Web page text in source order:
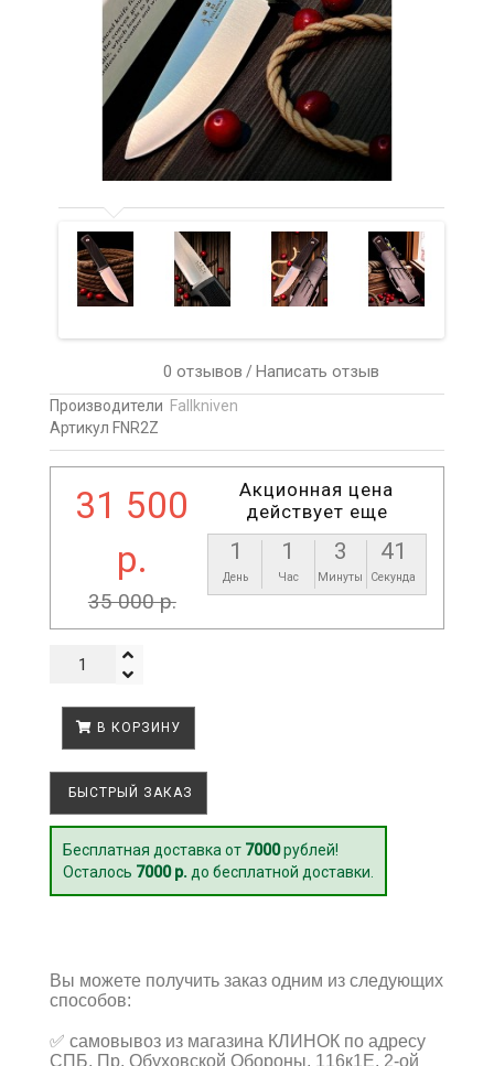
0 отзывов /Написать отзыв
Производители Fallkniven
Артикул FNR2Z
31 500
р.
35 000 р.
Акционная цена
действует еще
1
День
1
Час
3
Минуты
40
Секунд
В КОРЗИНУ
БЫСТРЫЙ ЗАКАЗ
Бесплатная доставка от 7000рублей!
Осталось 7000 р. до бесплатной доставки.
Вы можете получить заказ одним из следующих
способов:
✅ самовывоз из магазина КЛИНОК по адресу
СПБ, Пр. Обуховской Обороны, 116к1Е, 2-ой